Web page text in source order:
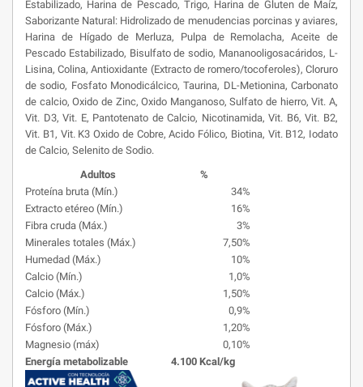
Estabilizado, Harina de Pescado, Trigo, Harina de Gluten de Maíz,
Saborizante Natural: Hidrolizado de menudencias porcinas y aviares,
Harina de Hígado de Merluza, Pulpa de Remolacha, Aceite de
Pescado Estabilizado, Bisulfato de sodio, Mananooligosacáridos, L-
Lisina, Colina, Antioxidante (Extracto de romero/tocoferoles), Cloruro
de sodio, Fosfato Monodicálcico, Taurina, DL-Metionina, Carbonato
de calcio, Oxido de Zinc, Oxido Manganoso, Sulfato de hierro, Vit. A,
Vit. D3, Vit. E, Pantotenato de Calcio, Nicotinamida, Vit. B6, Vit. B2,
Vit. B1, Vit. K3 Oxido de Cobre, Acido Fólico, Biotina, Vit. B12, Iodato
de Calcio, Selenito de Sodio.
Adultos
%
Proteína bruta (Mín.)
34%
Extracto etéreo (Mín.)
16%
Fibra cruda (Máx.)
3%
Minerales totales (Máx.)
7,50%
Humedad (Máx.)
10%
Calcio (Mín.)
1,0%
Calcio (Máx.)
1,50%
Fósforo (Mín.)
0,9%
Fósforo (Máx.)
1,20%
Magnesio (máx)
0,10%
Energía metabolizable
4.100 Kcal/kg